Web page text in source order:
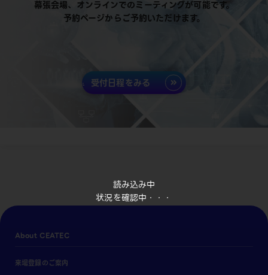
読み込み中
状況を確認中・・・
幕張会場、オンラインでのミーティングが可能です。
予約ページからご予約いただけます。
受付日程をみる
About CEATEC
来場登録のご案内